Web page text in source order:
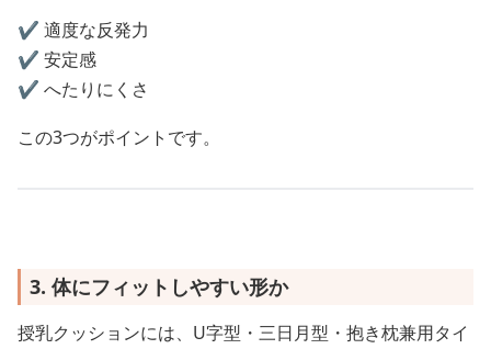
✔️ 適度な反発力
✔️ 安定感
✔️ へたりにくさ
この3つがポイントです。
3. 体にフィットしやすい形か
授乳クッションには、U字型・三日月型・抱き枕兼用タイ